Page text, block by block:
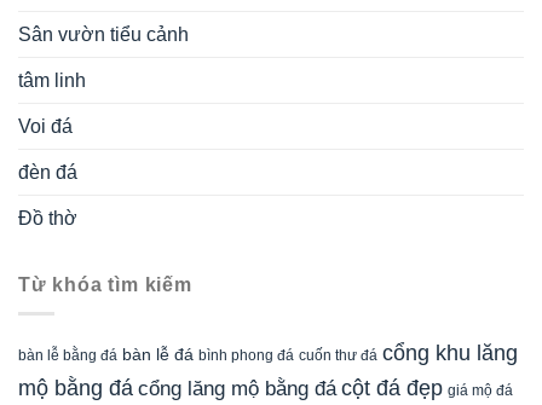
Sân vườn tiểu cảnh
tâm linh
Voi đá
đèn đá
Đồ thờ
Từ khóa tìm kiếm
bàn lễ bằng đá bàn lễ đá bình phong đá cuốn thư đá cổng khu lăng
mộ bằng đá cổng lăng mộ bằng đá cột đá đẹp giá mộ đá